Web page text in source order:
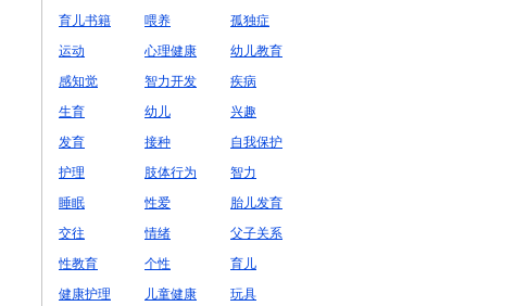
育儿书籍
喂养
孤独症
运动
心理健康
幼儿教育
感知觉
智力开发
疾病
生育
幼儿
兴趣
发育
接种
自我保护
护理
肢体行为
智力
睡眠
性爱
胎儿发育
交往
情绪
父子关系
性教育
个性
育儿
健康护理
儿童健康
玩具